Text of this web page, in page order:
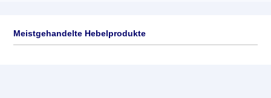
Meistgehandelte Hebelprodukte